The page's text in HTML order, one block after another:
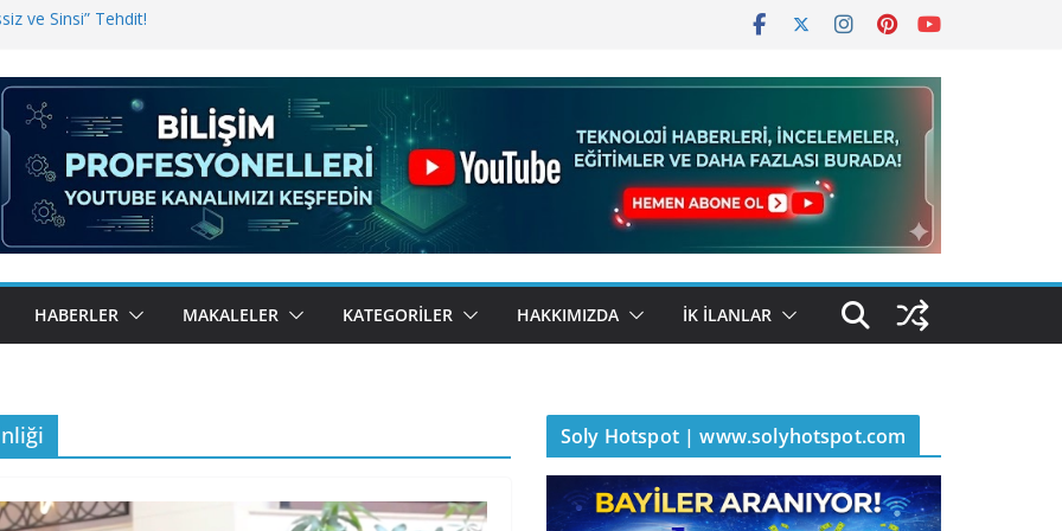
ve Sinsi” Tehdit!
Bugün BulutTahsilat’ta
Kemal Oral Tüm Sorularımızı
HABERLER MAKALELER KATEGORILER HAKKIMIZDA İK İLANLAR
Soly Hotspot | www.solyhotspot.com